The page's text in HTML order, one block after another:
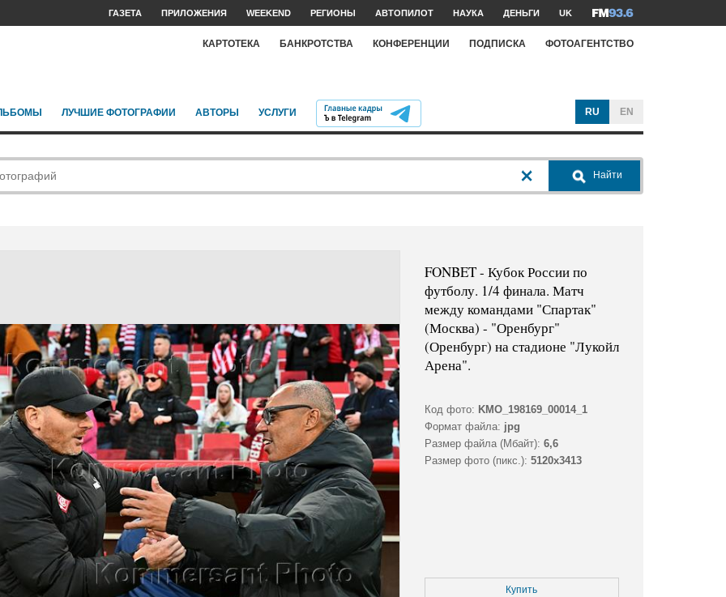
ГАЗЕТА ПРИЛОЖЕНИЯ WEEKEND РЕГИОНЫ АВТОПИЛОТ НАУКА ДЕНЬГИ UK
КАРТОТЕКА БАНКРОТСТВА КОНФЕРЕНЦИИ ПОДПИСКА ФОТОАГЕНТСТВО
ЛУЧШИЕ ФОТОГРАФИИ АВТОРЫ УСЛУГИ RU EN
Найти
FONBET - Кубок России по
футболу. 1/4 финала. Матч
между командами "Спартак"
(Москва) - "Оренбург"
(Оренбург) на стадионе "Лукойл
Арена".
Код фото: KMO_198169_00014_1
Формат файла: jpg
Размер файла (Мбайт): 6,6
Размер фото (пикс.): 5120x3413
Купить